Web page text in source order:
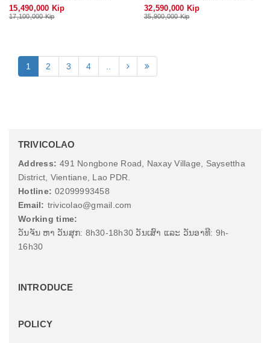
Accessories / 265 + ເທກໂນໂລຢີ
ໃຫມ່ ເກັບຂໍມູ່ນໄດ້ຫລາຍກ່ວາ
15,490,000 Kip
17,100,000 Kip
Accessories / 265 + ເທກໂນໂລຢີ
ໃຫມ່ ເກັບຂໍມູ່ນໄດ້ຫລາຍກ່ວາ
32,590,000 Kip
35,900,000 Kip
1 2 3 4
TRIVICOLAO
Address: 491 Nongbone Road, Naxay Village, Saysettha
District, Vientiane, Lao PDR.
Hotline: 02099993458
Email: trivicolao@gmail.com
Working time:
ວັນຈັນ ຫາ ວັນສຸກ: 8h30-18h30 ວັນເສົາ ແລະ ວັນອາທີ: 9h-
16h30
INTRODUCE
POLICY